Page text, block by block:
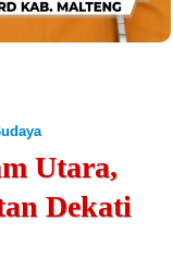
Utara,
Dekati